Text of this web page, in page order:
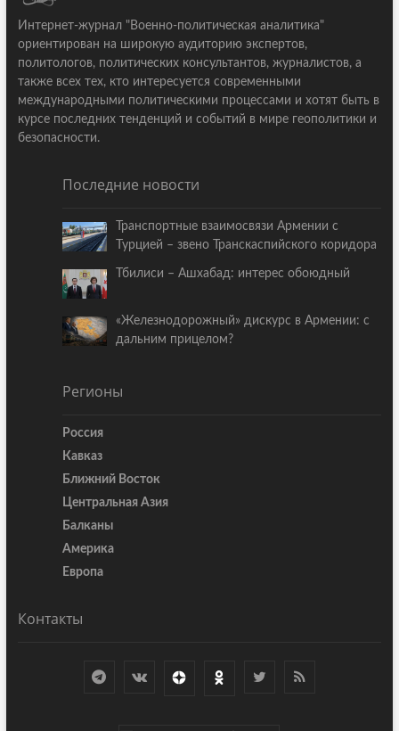
Интернет-журнал "Военно-политическая аналитика"
ориентирован на широкую аудиторию экспертов,
политологов, политических консультантов, журналистов, а
также всех тех, кто интересуется современными
международными политическими процессами и хотят быть в
курсе последних тенденций и событий в мире геополитики и
безопасности.
Последние новости
Транспортные взаимосвязи Армении с
Турцией – звено Транскаспийского коридора
Тбилиси – Ашхабад: интерес обоюдный
«Железнодорожный» дискурс в Армении: с
дальним прицелом?
Регионы
Россия
Кавказ
Ближний Восток
Центральная Азия
Балканы
Америка
Европа
Контакты